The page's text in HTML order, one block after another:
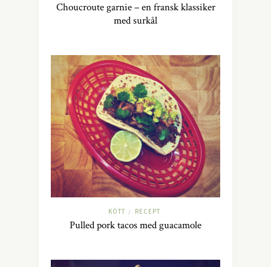
Choucroute garnie – en fransk klassiker
med surkål
KÖTT / RECEPT
Pulled pork tacos med guacamole